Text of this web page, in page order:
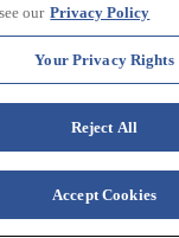
en Instagram
our Privacy Policy
Your Privacy Rights
Reject All
Accept Cookies